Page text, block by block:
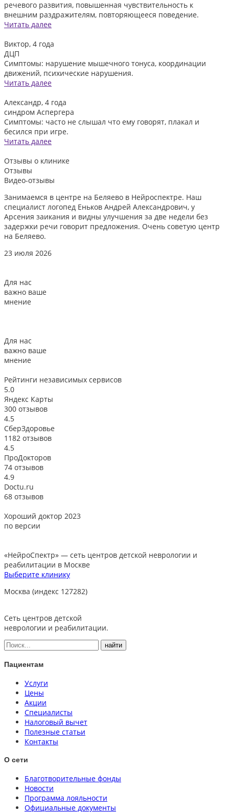
речевого развития, повышенная чувствительность к
внешним раздражителям, повторяющееся поведение.
Читать далее
Виктор, 4 года
ДЦП
Симптомы: нарушение мышечного тонуса, координации
движений, психические нарушения.
Читать далее
Александр, 4 года
синдром Аспергера
Симптомы: часто не слышал что ему говорят, плакал и
бесился при игре.
Читать далее
Отзывы о клинике
Отзывы
Видео-отзывы
Занимаемся в центре на Беляево в Нейроспектре. Наш
специалист логопед Еньков Андрей Александрович, у
Арсения заикания и видны улучшения за две недели без
задержки речи говорит предложения. Очень советую центр
на Беляево.
23 июля 2026
Для нас
важно ваше
мнение
Для нас
важно ваше
мнение
Рейтинги независимых сервисов
5.0
Яндекс Карты
300 отзывов
4.5
СберЗдоровье
1182 отзывов
4.5
ПроДокторов
74 отзывов
4.9
Doctu.ru
68 отзывов
Хороший доктор 2023
по версии
«НейроСпектр» — сеть центров детской неврологии и
реабилитации в Москве
Выберите клинику
Москва (индекс 127282)
Сеть центров детской
неврологии и реабилитации.
Пациентам
Услуги
Цены
Акции
Специалисты
Налоговый вычет
Полезные статьи
Контакты
О сети
Благотворительные фонды
Новости
Программа лояльности
Официальные документы